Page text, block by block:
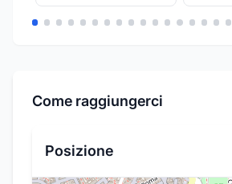
Come raggiungerci
Posizione